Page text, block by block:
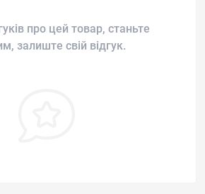
про цей товар, станьте
залиште свій відгук.